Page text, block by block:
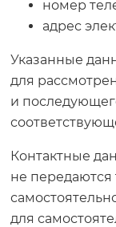
номер
адрес
Указанные
для
и
Контактные
не передаются
для